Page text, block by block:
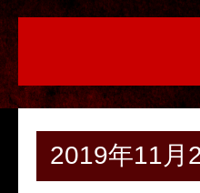
2019年11月